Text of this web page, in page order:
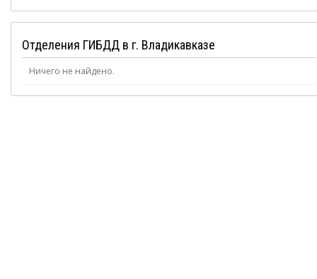
Отделения ГИБДД в г. Владикавказе
Ничего не найдено.